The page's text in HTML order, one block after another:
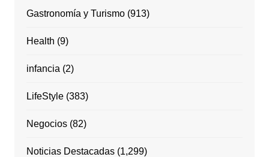
Gastronomía y Turismo(913)
Health (9)
infancia (2)
LifeStyle(383)
Negocios(82)
Noticias Destacadas(1,299)